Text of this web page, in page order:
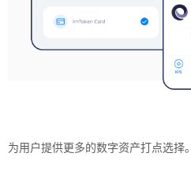
为用户提供更多的数字资产打点选择。